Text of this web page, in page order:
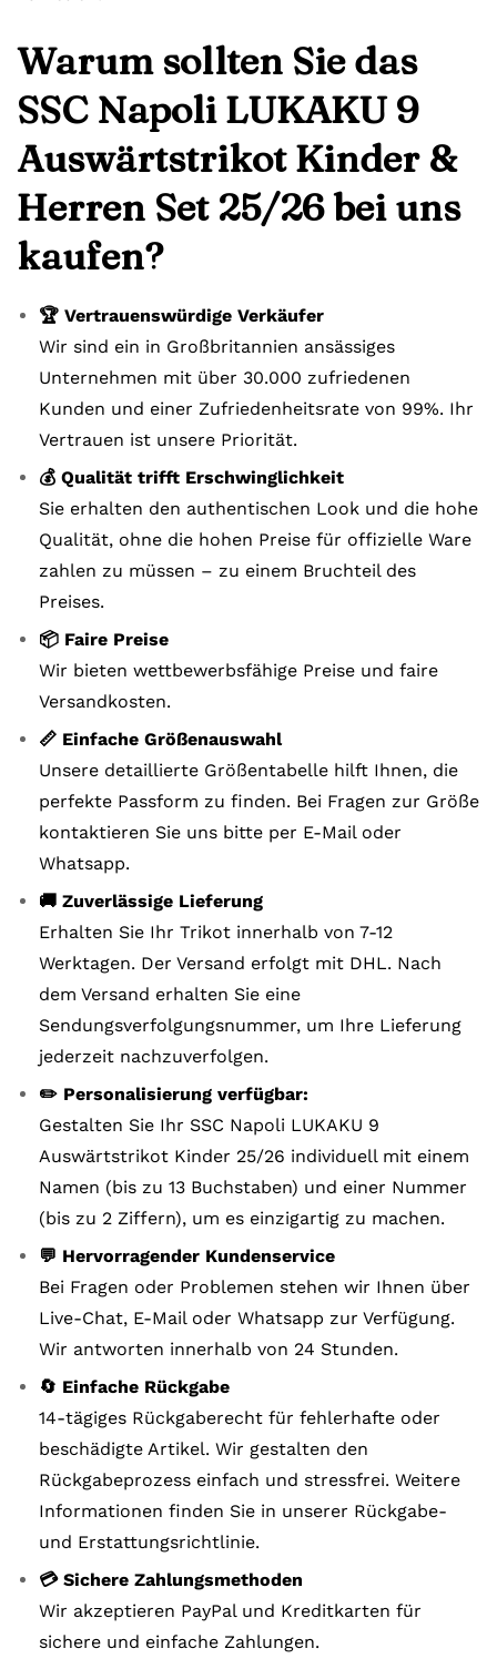
Warum sollten Sie das
SSC Napoli LUKAKU 9
Auswärtstrikot Kinder &
Herren Set 25/26 bei uns
kaufen?
🏆 Vertrauenswürdige Verkäufer
Wir sind ein in Großbritannien ansässiges
Unternehmen mit über 30.000 zufriedenen
Kunden und einer Zufriedenheitsrate von 99%. Ihr
Vertrauen ist unsere Priorität.
💰 Qualität trifft Erschwinglichkeit
Sie erhalten den authentischen Look und die hohe
Qualität, ohne die hohen Preise für offizielle Ware
zahlen zu müssen – zu einem Bruchteil des
Preises.
📦 Faire Preise
Wir bieten wettbewerbsfähige Preise und faire
Versandkosten.
📏 Einfache Größenauswahl
Unsere detaillierte Größentabelle hilft Ihnen, die
perfekte Passform zu finden. Bei Fragen zur Größe
kontaktieren Sie uns bitte per E-Mail oder
Whatsapp.
🚚 Zuverlässige Lieferung
Erhalten Sie Ihr Trikot innerhalb von 7-12
Werktagen. Der Versand erfolgt mit DHL. Nach
dem Versand erhalten Sie eine
Sendungsverfolgungsnummer, um Ihre Lieferung
jederzeit nachzuverfolgen.
✏️ Personalisierung verfügbar:
Gestalten Sie Ihr SSC Napoli LUKAKU 9
Auswärtstrikot Kinder 25/26 individuell mit einem
Namen (bis zu 13 Buchstaben) und einer Nummer
(bis zu 2 Ziffern), um es einzigartig zu machen.
💬 Hervorragender Kundenservice
Bei Fragen oder Problemen stehen wir Ihnen über
Live-Chat, E-Mail oder Whatsapp zur Verfügung.
Wir antworten innerhalb von 24 Stunden.
🔄 Einfache Rückgabe
14-tägiges Rückgaberecht für fehlerhafte oder
beschädigte Artikel. Wir gestalten den
Rückgabeprozess einfach und stressfrei. Weitere
Informationen finden Sie in unserer Rückgabe-
und Erstattungsrichtlinie.
💳 Sichere Zahlungsmethoden
Wir akzeptieren PayPal und Kreditkarten für
sichere und einfache Zahlungen.